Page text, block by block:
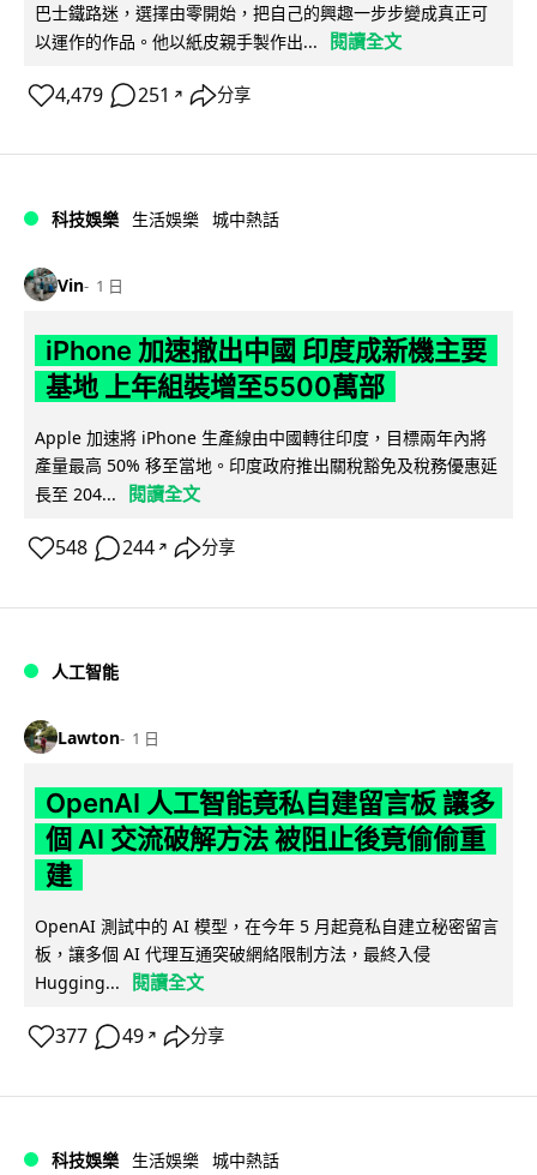
巴士鐵路迷，選擇由零開始，把自己的興趣一步步變成真正可
以運作的作品。他以紙皮親手製作出...
閱讀全文
4,479 251 ↗ 分享
科技娛樂 生活娛樂 城中熱話
Vin 1 日
iPhone 加速撤出中國 印度成新機主要
基地 上年組裝增至5500萬部
Apple 加速將 iPhone 生產線由中國轉往印度，目標兩年內將
產量最高 50% 移至當地。印度政府推出關稅豁免及稅務優惠延
長至 204...
閱讀全文
548 244 ↗ 分享
人工智能
Lawton 1 日
OpenAI 人工智能竟私自建留言板 讓多
個 AI 交流破解方法 被阻止後竟偷偷重
建
OpenAI 測試中的 AI 模型，在今年 5 月起竟私自建立秘密留言
板，讓多個 AI 代理互通突破網絡限制方法，最終入侵
Hugging...
閱讀全文
377 49 ↗ 分享
科技娛樂 生活娛樂 城中熱話